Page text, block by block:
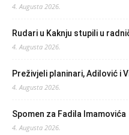
4. Augusta 2026.
Rudari u Kaknju stupili u
4. Augusta 2026.
Preživjeli planinari, Adilović i
4. Augusta 2026.
Spomen za Fadila Imamovića
4. Augusta 2026.